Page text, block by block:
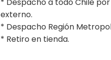
* Despacho a todo Chile
externo.
* Despacho Región
* Retiro en tienda.